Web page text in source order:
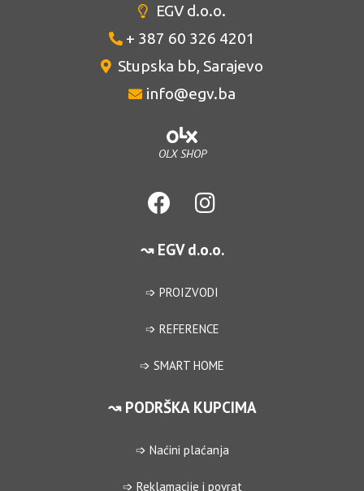
EGV d.o.o.
+ 387 60 326 4201
Stupska bb, Sarajevo
info@egv.ba
OLX SHOP
↝ EGV d.o.o.
➩ PROIZVODI
➩ REFERENCE
➩ SMART HOME
↝ PODRŠKA KUPCIMA
➩ Naćini plaćanja
➩ Reklamacije i povrat